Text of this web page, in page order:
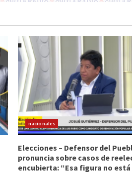
nacionales
Elecciones – Defensor del
pronuncia sobre casos de
encubierta: “Esa figura no está